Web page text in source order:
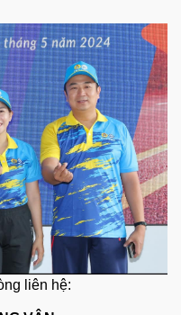
liên hệ: